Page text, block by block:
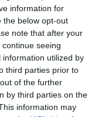
information for
the below opt-out
note that after your
seeing
utilized by
third parties prior to
of the further
by third parties on the
information may
produkt